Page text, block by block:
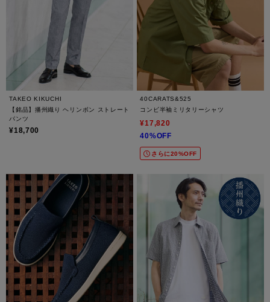
TAKEO KIKUCHI
【銘品】播州織り ヘリンボン ストレート
パンツ
¥18,700
40CARATS&525
コンビ半袖ミリタリーシャツ
¥17,820
40%OFF
さらに20%OFF